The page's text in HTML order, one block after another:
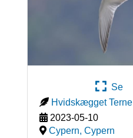
Se
Hvidskægget Terne
2023-05-10
Cypern, Cypern